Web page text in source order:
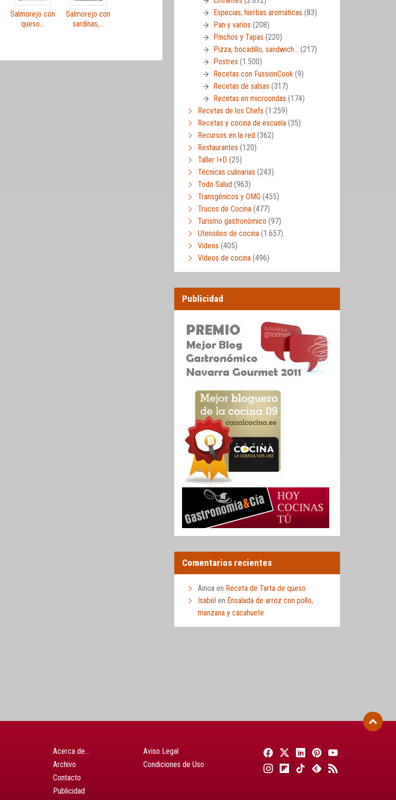
Salmorejo con
queso…
Salmorejo con
sardinas,…
Especias, hierbas aromáticas (83)
Pan y varios (208)
Pinchos y Tapas (220)
Pizza, bocadillo, sandwich… (217)
Postres (1.500)
Recetas con FussionCook (9)
Recetas de salsas (317)
Recetas en microondas (174)
Recetas de los Chefs (1.259)
Recetas y cocina de escuela (35)
Recursos en la red (362)
Restaurantes (120)
Taller I+D (25)
Técnicas culinarias (243)
Todo Salud (963)
Transgénicos y OMG (455)
Trucos de Cocina (477)
Turismo gastronómico (97)
Utensilios de cocina (1.657)
Vídeos (405)
Vídeos de cocina (496)
Publicidad
Comentarios recientes
Ainoa en Receta de Tarta de queso
Isabel en Ensalada de arroz con pollo,
manzana y cacahuete
Acerca de…
Archivo
Contacto
Publicidad
Aviso Legal
Condiciones de Uso